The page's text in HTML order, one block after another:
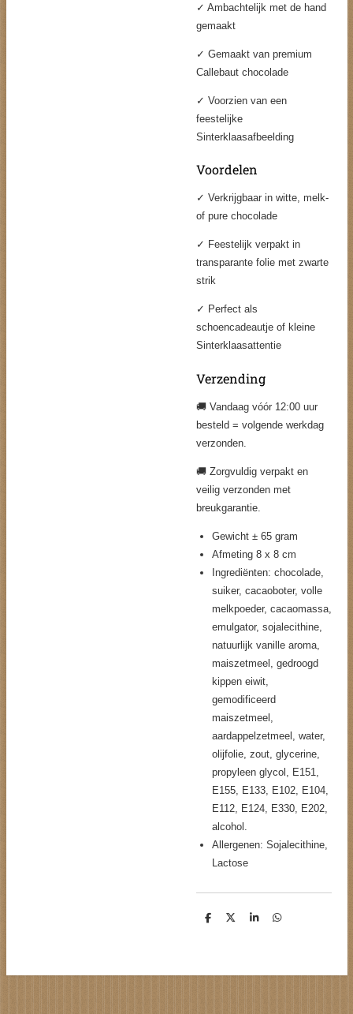
✓ Ambachtelijk met de hand
gemaakt
✓ Gemaakt van premium
Callebaut chocolade
✓ Voorzien van een
feestelijke
Sinterklaasafbeelding
Voordelen
✓ Verkrijgbaar in witte, melk-
of pure chocolade
✓ Feestelijk verpakt in
transparante folie met zwarte
strik
✓ Perfect als
schoencadeautje of kleine
Sinterklaasattentie
Verzending
🚚 Vandaag vóór 12:00 uur
besteld = volgende werkdag
verzonden.
🚚 Zorgvuldig verpakt en
veilig verzonden met
breukgarantie.
Gewicht ± 65 gram
Afmeting 8 x 8 cm
Ingrediënten: chocolade,
suiker, cacaoboter, volle
melkpoeder, cacaomassa,
emulgator, sojalecithine,
natuurlijk vanille aroma,
maiszetmeel, gedroogd
kippen eiwit,
gemodificeerd
maiszetmeel,
aardappelzetmeel, water,
olijfolie, zout, glycerine,
propyleen glycol, E151,
E155, E133, E102, E104,
E112, E124, E330, E202,
alcohol.
Allergenen: Sojalecithine,
Lactose
D
D
S
D